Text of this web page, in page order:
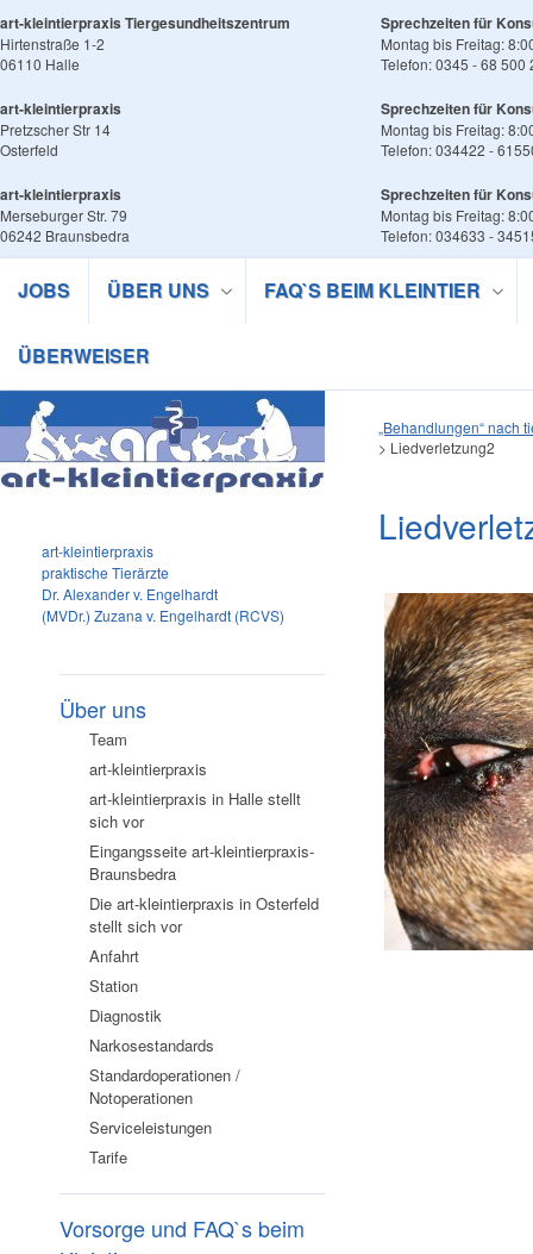
art-kleintierpraxis Tiergesundheitszentrum
Hirtenstraße 1-2
06110 Halle
Sprechzeiten für
Montag bis Freitag:
Telefon: 0345 - 68 500
art-kleintierpraxis
Pretzscher Str 14
Osterfeld
Sprechzeiten für
Montag bis Freitag:
Telefon: 034422 -
art-kleintierpraxis
Merseburger Str. 79
06242 Braunsbedra
Sprechzeiten für
Montag bis Freitag:
Telefon: 034633 -
JOBS ÜBER UNS FAQ`S BEIM KLEINTIER
ÜBERWEISER
art-kleintierpraxis
praktische Tierärzte
Dr. Alexander v. Engelhardt
(MVDr.) Zuzana v. Engelhardt (RCVS)
Über uns
Team
art-kleintierpraxis
art-kleintierpraxis in Halle stellt
sich vor
Eingangsseite art-kleintierpraxis-
Braunsbedra
Die art-kleintierpraxis in Osterfeld
stellt sich vor
Anfahrt
Station
Diagnostik
Narkosestandards
Standardoperationen /
Notoperationen
Serviceleistungen
Tarife
Vorsorge und FAQ`s beim
„Behandlungen“ nach
> Liedverletzung2